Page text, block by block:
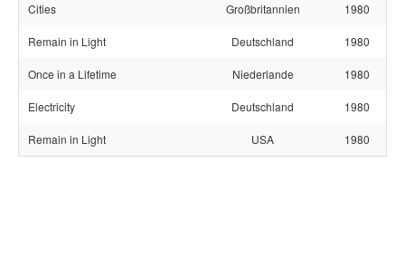
Cities Großbritannien 1980
Remain in Light Deutschland 1980
Once in a Lifetime Niederlande 1980
Electricity Deutschland 1980
Remain in Light USA 1980